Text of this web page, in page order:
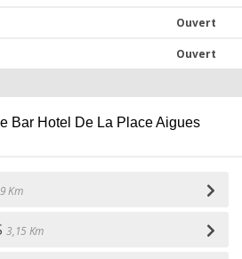
Ouvert
Ouvert
Bar Hotel De La Place Aigues
Km
3,15 Km